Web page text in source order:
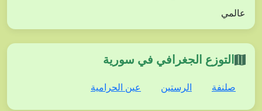
عالمي
التوزع الجغرافي في سورية
صلنفة الرستين عين الحرامية